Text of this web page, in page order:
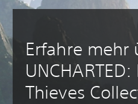
Erfahre mehr
Thieves